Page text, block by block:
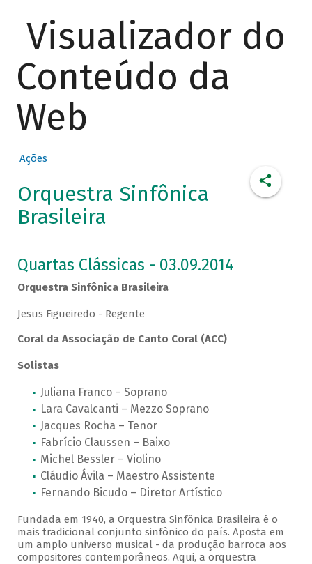
Visualizador do
Conteúdo da
Web
Ações
Orquestra Sinfônica
Brasileira
Quartas Clássicas - 03.09.2014
Orquestra Sinfônica Brasileira
Jesus Figueiredo - Regente
Coral da Associação de Canto Coral (ACC)
Solistas
Juliana Franco – Soprano
Lara Cavalcanti – Mezzo Soprano
Jacques Rocha – Tenor
Fabrício Claussen – Baixo
Michel Bessler – Violino
Cláudio Ávila – Maestro Assistente
Fernando Bicudo – Diretor Artístico
Fundada em 1940, a Orquestra Sinfônica Brasileira é o
mais tradicional conjunto sinfônico do país. Aposta em
um amplo universo musical - da produção barroca aos
compositores contemporâneos. Aqui, a orquestra